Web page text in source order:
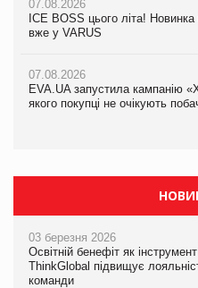
07.08.2026
ICE BOSS цього літа!
вже у VARUS
07.08.2026
EVA.UA запустила кампанію
якого покупці не очікують
07.08.2026
ICE BOSS цього літа!
вже у VARUS
07.08.2026
EVA.UA запустила кампанію
якого покупці не очікують
Продажі Hugo Boss впали на
03 березня 2026
Освітній бенефіт як
ThinkGlobal підвищує
команди